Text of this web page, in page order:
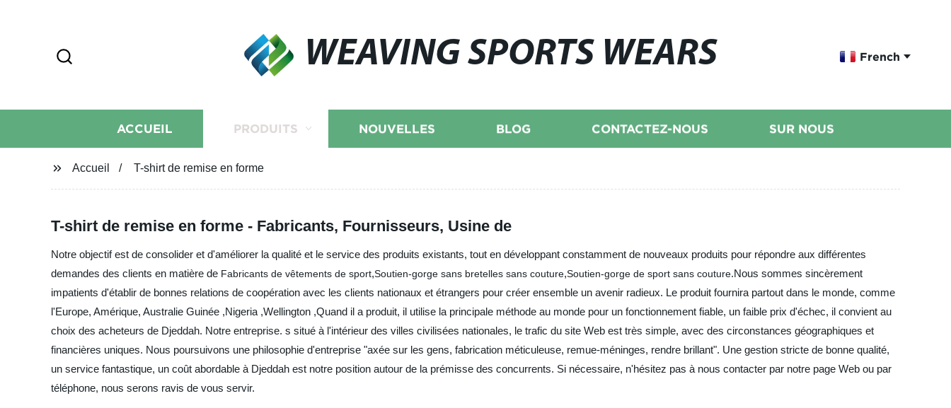
WEAVING SPORTS WEARS French
ACCUEIL PRODUITS NOUVELLES BLOG CONTACTEZ-NOUS SUR NOUS
Accueil T-shirt de remise en forme
T-shirt de remise en forme - Fabricants, Fournisseurs, Usine de
Notre objectif est de consolider et d'améliorer la qualité et le service des produits existants, tout en développant constamment de nouveaux produits pour répondre aux différentes
demandes des clients en matière de Fabricants de vêtements de sport,Soutien-gorge sans bretelles sans couture,Soutien-gorge de sport sans couture.Nous sommes sincèrement
impatients d'établir de bonnes relations de coopération avec les clients nationaux et étrangers pour créer ensemble un avenir radieux. Le produit fournira partout dans le monde, comme
l'Europe, Amérique, Australie Guinée ,Nigeria ,Wellington ,Quand il a produit, il utilise la principale méthode au monde pour un fonctionnement fiable, un faible prix d'échec, il convient au
choix des acheteurs de Djeddah. Notre entreprise. s situé à l'intérieur des villes civilisées nationales, le trafic du site Web est très simple, avec des circonstances géographiques et
financières uniques. Nous poursuivons une philosophie d'entreprise "axée sur les gens, fabrication méticuleuse, remue-méninges, rendre brillant". Une gestion stricte de bonne qualité,
un service fantastique, un coût abordable à Djeddah est notre position autour de la prémisse des concurrents. Si nécessaire, n'hésitez pas à nous contacter par notre page Web ou par
téléphone, nous serons ravis de vous servir.